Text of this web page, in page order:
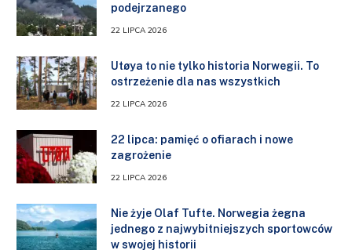
podejrzanego
22 LIPCA 2026
Utøya to nie tylko historia Norwegii. To
ostrzeżenie dla nas wszystkich
22 LIPCA 2026
22 lipca: pamięć o ofiarach i nowe
zagrożenie
22 LIPCA 2026
Nie żyje Olaf Tufte. Norwegia żegna
jednego z najwybitniejszych sportowców
w swojej historii